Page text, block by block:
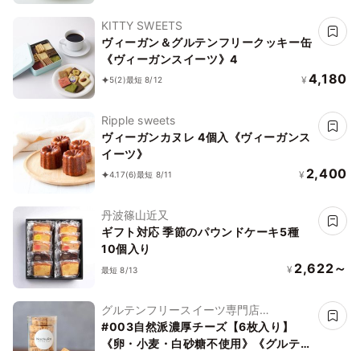
KITTY SWEETS
ヴィーガン＆グルテンフリークッキー缶
《ヴィーガンスイーツ》4
5(2)最短 8/12 ¥ 4,180
Ripple sweets
ヴィーガンカヌレ 4個入《ヴィーガンス
イーツ》
4.17(6)最短 8/11 ¥ 2,400
丹波篠山近又
ギフト対応 季節のパウンドケーキ5種
10個入り
最短 8/13 ¥ 2,622～
グルテンフリースイーツ専門店
NachuRa(ナチュラ)-南青山-
#003自然派濃厚チーズ【6枚入り】
《卵・小麦・白砂糖不使用》《グルテン